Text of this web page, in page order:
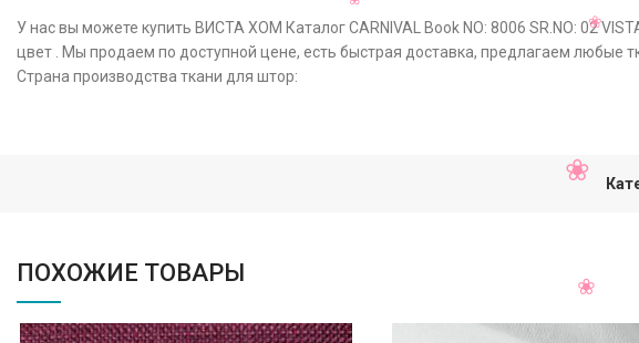
У нас вы можете купить ВИСТА ХОМ Каталог CARNIVAL Book NO: 8006 SR.NO: 02
цвет . Мы продаем по доступной цене, есть быстрая доставка, предлагаем любые
Страна производства ткани для штор:
ПОХОЖИЕ ТОВАРЫ